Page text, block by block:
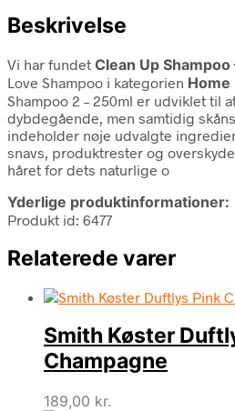
Beskrivelse
Vi har fundet Clean Up Shampoo
Love Shampoo i kategorien Home
Shampoo 2 – 250ml er udviklet til
dybdegående, men samtidig
indeholder nøje udvalgte
snavs, produktrester og
håret for dets naturlige o
Yderlige produktinformationer:
Produkt id: 6477
Relaterede varer
Smith Køster
Champagne
189,00 kr.